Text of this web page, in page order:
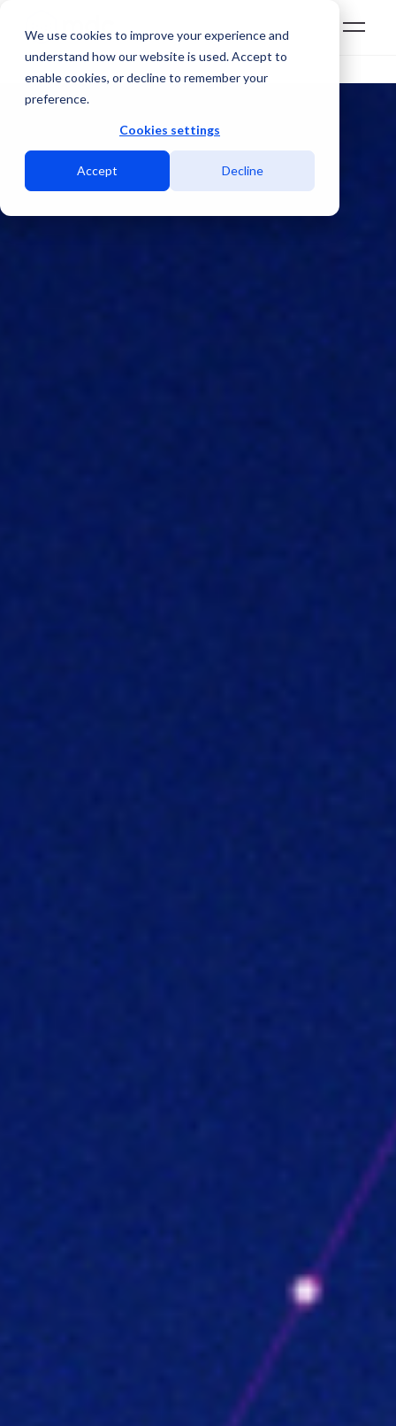
We use cookies to improve your experience and
understand how our website is used. Accept to
enable cookies, or decline to remember your
preference.
Cookies settings
Accept Decline